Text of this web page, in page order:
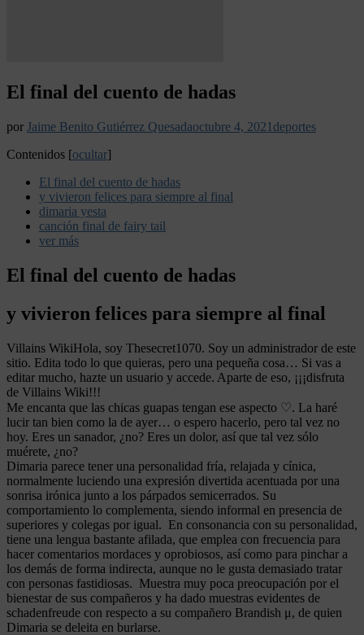
El final del cuento de hadas
por Jaime Benito Gutiérrez Quesadaoctubre 4, 2021 deportes
Contenidos [ocultar]
El final del cuento de hadas
y vivieron felices para siempre al final
dimaria yesta
canción final de fairy tail
ver más
El final del cuento de hadas
y vivieron felices para siempre al final
Villains WikiHola, soy Thesecret1070. Soy un administrador de este
sitio. Edita todo lo que quieras, pero una pequeña cosa… Si vas a
editar mucho, hazte un usuario y accede. Aparte de eso, ¡¡¡disfruta
de Villains Wiki!!!
Me encanta que las chicas guapas tengan ese aspecto ♡. La haré
lucir tan bien como la de ayer… o espero hacerlo, pero tal vez no
hoy. Eres un sanador, ¿no? Eres un dolor, así que tal vez sólo
muérete, ¿no?
Dimaria parece tener una personalidad fría, relajada y cínica,
normalmente luciendo una expresión divertida acentuada por una
sonrisa irónica junto a los párpados semicerrados. Su
comportamiento lo complementa, siendo informal en presencia de
superiores y colegas por igual. En consonancia con su personalidad,
tiene una lengua bastante afilada, que emplea con frecuencia para
hacer comentarios mordaces y oprobiosos, así como para pinchar a
los demás de forma indirecta, aunque no le gusta demasiado tratar
con personas fastidiosas. Muestra muy poca preocupación por el
bienestar de sus compañeros y ha dado muestras evidentes de
schadenfreude con respecto a su compañero Brandish μ, de quien
Dimaria se deleita en burlarse.